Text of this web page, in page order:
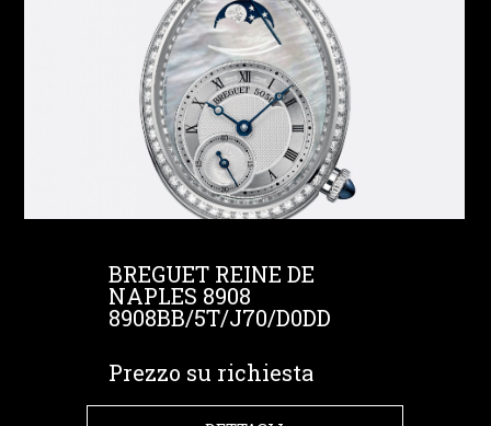
BREGUET REINE DE
NAPLES 8908
8908BB/5T/J70/D0DD
Prezzo su richiesta